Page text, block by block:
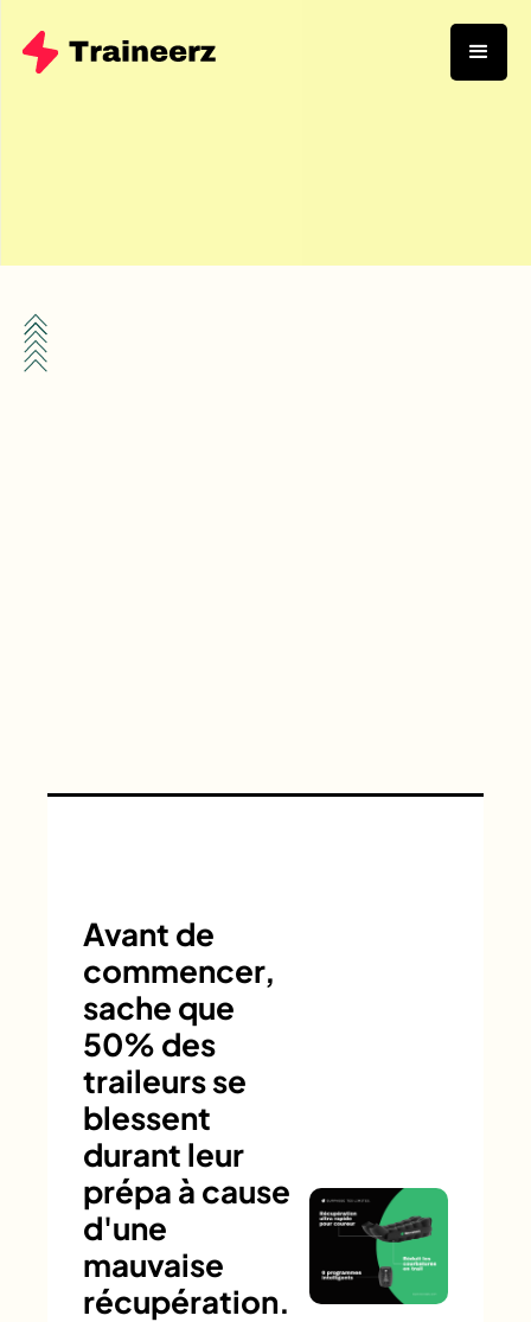
Avant de
commencer,
sache que
50% des
traileurs se
blessent
durant leur
prépa à cause
d'une
mauvaise
récupération.